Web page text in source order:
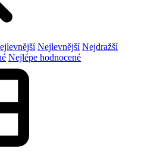
Nejlevnější Nejdražší
Nejlépe hodnocené